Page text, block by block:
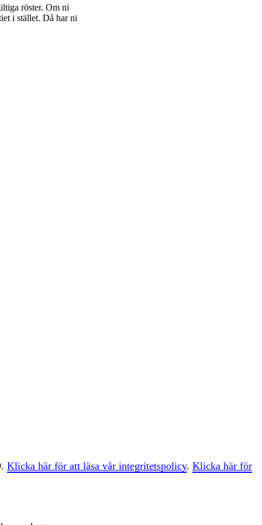
röster. Om ni
i stället. Då har ni
Klicka här för att läsa vår integritetspolicy. Klicka här för